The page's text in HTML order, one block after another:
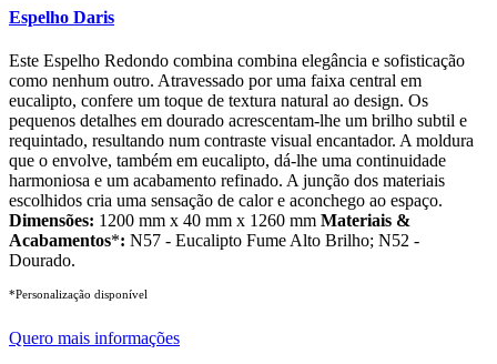
Espelho Daris
Este Espelho Redondo combina combina elegância e sofisticação
como nenhum outro. Atravessado por uma faixa central em
eucalipto, confere um toque de textura natural ao design. Os
pequenos detalhes em dourado acrescentam-lhe um brilho subtil e
requintado, resultando num contraste visual encantador. A moldura
que o envolve, também em eucalipto, dá-lhe uma continuidade
harmoniosa e um acabamento refinado. A junção dos materiais
escolhidos cria uma sensação de calor e aconchego ao espaço.
Dimensões: 1200 mm x 40 mm x 1260 mm Materiais &
Acabamentos*: N57 - Eucalipto Fume Alto Brilho; N52 -
Dourado.
*Personalização disponível
Quero mais informações